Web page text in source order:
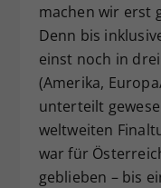
machen wir erst
Denn bis
einst noch in
(Amerika,
unterteilt
weltweiten
war für
geblieben – bis